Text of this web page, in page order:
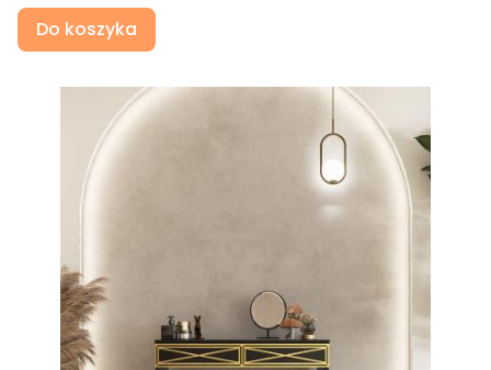
Do koszyka